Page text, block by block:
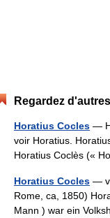
Regardez
Horatius Cocles —
voir Horatius.
Horatius Coclès («
Horatius Cocles —
Rome, ca, 1850)
Mann ) war ein